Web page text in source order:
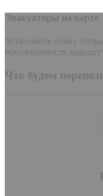
Эвакуаторы на карте
Установите точку
протяженность
Что будем